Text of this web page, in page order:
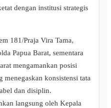
dengan institusi strategis
181/Praja Vira Tama,
Papua Barat, sementara
mengamankan posisi
konsistensi tata
dan disiplin.
langsung oleh Kepala